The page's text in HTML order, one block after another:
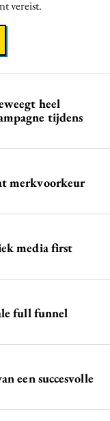
vereist.
heel
tijdens
merkvoorkeur
media first
full funnel
een succesvolle